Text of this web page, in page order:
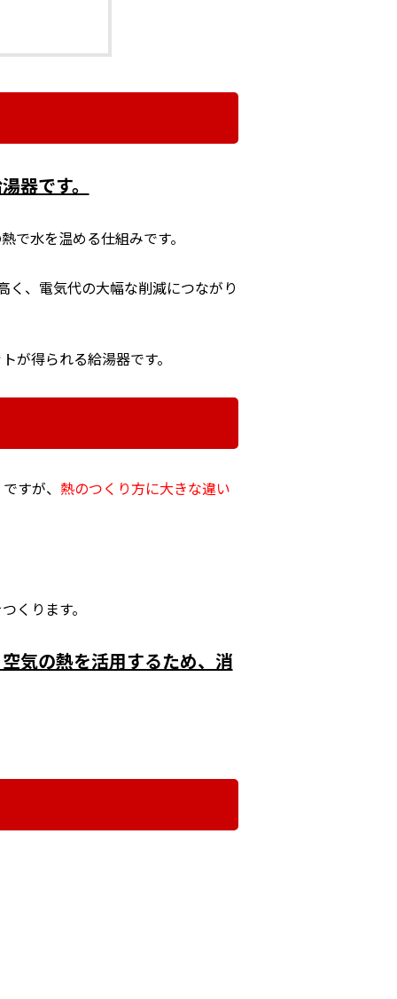
器です。
で水を温める仕組みです。
く、電気代の大幅な削減につながり
が得られる給湯器です。
すが、 熱のつくり方に大きな違い
くります。
気の熱を活用するため、消